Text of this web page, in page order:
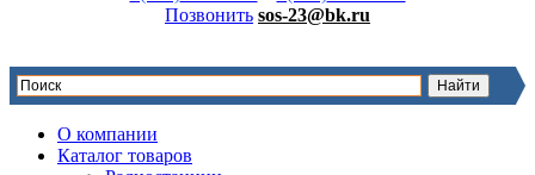
Позвонить sos-23@bk.ru
О компании
Каталог товаров